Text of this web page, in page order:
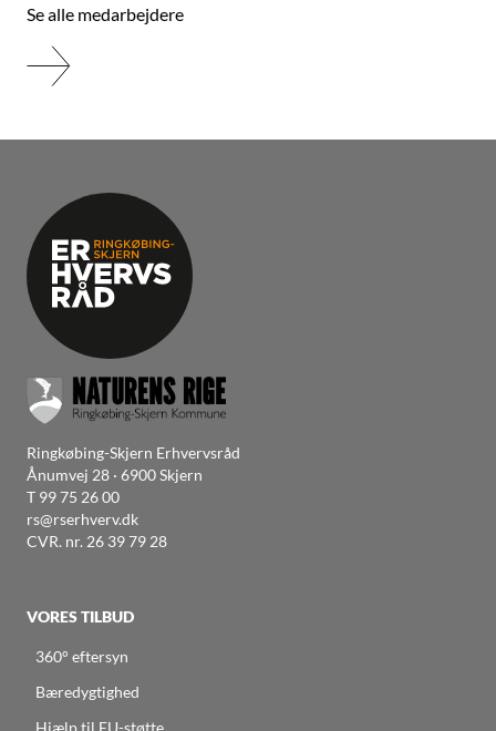
Se alle medarbejdere
Ringkøbing-Skjern Erhvervsråd
Ånumvej 28 · 6900 Skjern
T 99 75 26 00
rs@rserhverv.dk
CVR. nr. 26 39 79 28
VORES TILBUD
360° eftersyn
Bæredygtighed
Hjælp til EU-støtte